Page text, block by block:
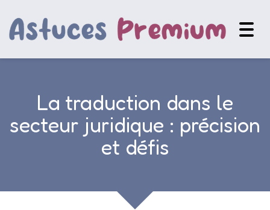
La traduction dans le
secteur juridique : précision
et défis